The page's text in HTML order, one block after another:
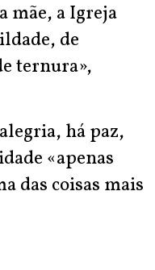
mãe, a Igreja
de
ternura»,
há paz,
«apenas
das coisas mais